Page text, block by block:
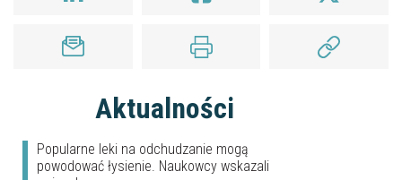
Aktualności
Popularne leki na odchudzanie mogą
powodować łysienie. Naukowcy wskazali